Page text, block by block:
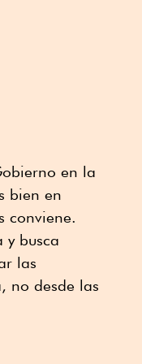
en la
bien en
conviene.
y busca
las
no desde las